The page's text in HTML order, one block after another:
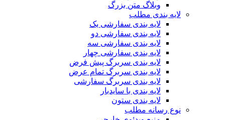
وبلاگ متن بزرگ
لایه بندی مطلب
لایه بندی سفارشی یک
لایه بندی سفارشی دو
لایه بندی سفارشی سه
لایه بندی سفارشی چهار
لایه بندی سربرگ پیش فرض
لایه بندی سربرگ تمام عرض
لایه بندی سربرگ سفارشی
لایه بندی با سایدبار
لایه بندی ستون
نوع رسانه مطلب